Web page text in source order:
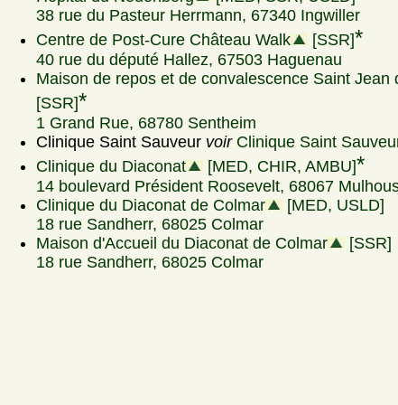
38 rue du Pasteur Herrmann, 67340 Ingwiller
Centre de Post-Cure Château Walk
[SSR]*
40 rue du député Hallez, 67503 Haguenau
Maison de repos et de convalescence Saint Jean
[SSR]*
1 Grand Rue, 68780 Sentheim
Clinique Saint Sauveur voir Clinique Saint
Clinique du Diaconat
[MED, CHIR, AMBU]*
14 boulevard Président Roosevelt, 68067
Clinique du Diaconat de Colmar
[MED, USLD]
18 rue Sandherr, 68025 Colmar
Maison d'Accueil du Diaconat de Colmar
[SSR]
18 rue Sandherr, 68025 Colmar